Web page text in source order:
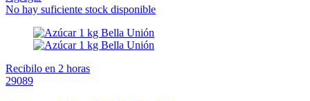
No hay suficiente stock disponible
Recibilo en 2 horas
29089